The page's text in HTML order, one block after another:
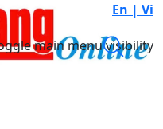
En | Vi
main menu visibility